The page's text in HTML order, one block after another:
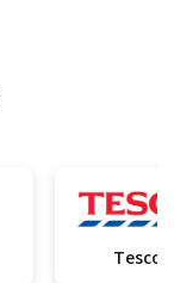
Tesco